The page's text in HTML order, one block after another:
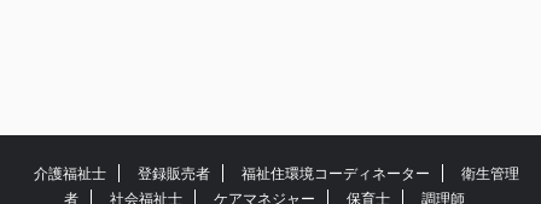
介護福祉士 登録販売者 福祉住環境コーディネーター
衛生管理
者
社会福祉士 ケアマネジャー 保育士 調理師